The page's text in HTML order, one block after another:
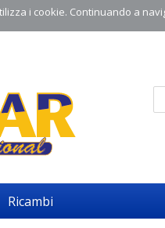
i cookie. Continuando a
Ricambi